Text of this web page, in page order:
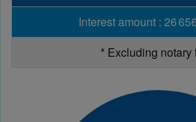
Interest amount : 26
* Excluding notary